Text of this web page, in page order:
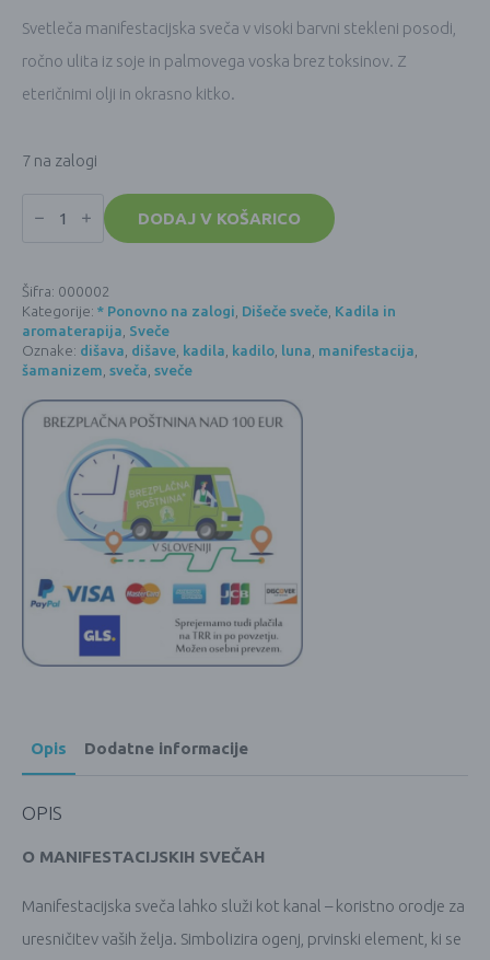
Svetleča manifestacijska sveča v visoki barvni stekleni posodi,
ročno ulita iz soje in palmovega voska brez toksinov. Z
eteričnimi olji in okrasno kitko.
7 na zalogi
Manifestacijska
sveča
DODAJ V KOŠARICO
Šifra: 000002
Kategorije: * Ponovno na zalogi, Dišeče sveče, Kadila in
aromaterapija, Sveče
Oznake: dišava, dišave, kadila, kadilo, luna, manifestacija,
šamanizem, sveča, sveče
Opis Dodatne informacije
OPIS
O MANIFESTACIJSKIH SVEČAH
Manifestacijska sveča lahko služi kot kanal – koristno orodje za
uresničitev vaših želja. Simbolizira ogenj, prvinski element, ki se